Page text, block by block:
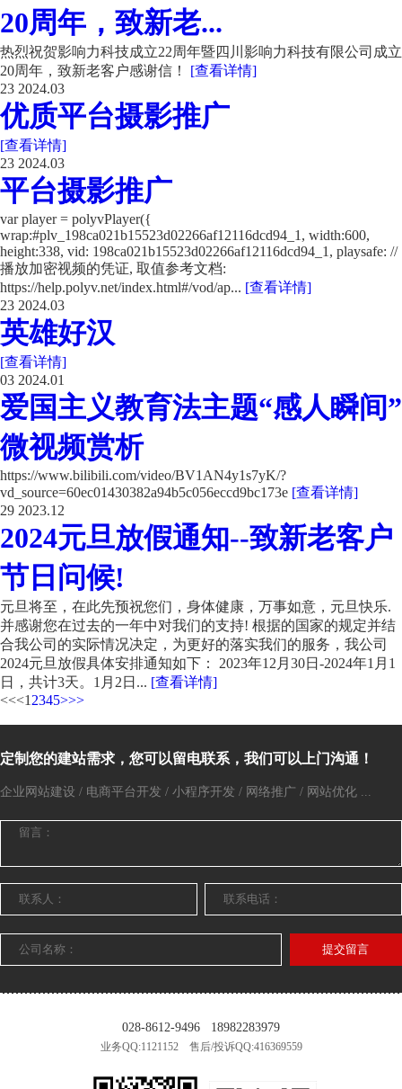
20周年，致新老...
热烈祝贺影响力科技成立22周年暨四川影响力科技有限公司成立
20周年，致新老客户感谢信！ [查看详情]
23 2024.03
优质平台摄影推广
[查看详情]
23 2024.03
平台摄影推广
var player = polyvPlayer({
wrap:#plv_198ca021b15523d02266af12116dcd94_1, width:600,
height:338, vid: 198ca021b15523d02266af12116dcd94_1, playsafe: //
播放加密视频的凭证, 取值参考文档:
https://help.polyv.net/index.html#/vod/ap... [查看详情]
23 2024.03
英雄好汉
[查看详情]
03 2024.01
爱国主义教育法主题“感人瞬间”
微视频赏析
https://www.bilibili.com/video/BV1AN4y1s7yK/?
vd_source=60ec01430382a94b5c056eccd9bc173e [查看详情]
29 2023.12
2024元旦放假通知--致新老客户
节日问候!
元旦将至，在此先预祝您们，身体健康，万事如意，元旦快乐.
并感谢您在过去的一年中对我们的支持! 根据的国家的规定并结
合我公司的实际情况决定，为更好的落实我们的服务，我公司
2024元旦放假具体安排通知如下： 2023年12月30日-2024年1月1
日，共计3天。1月2日... [查看详情]
<<<1 2345>>>
定制您的建站需求，您可以留电联系，我们可以上门沟通！
企业网站建设 / 电商平台开发 / 小程序开发 / 网络推广 / 网站优化 ...
提交留言
028-8612-9496 18982283979
业务QQ:1121152 售后/投诉QQ:416369559